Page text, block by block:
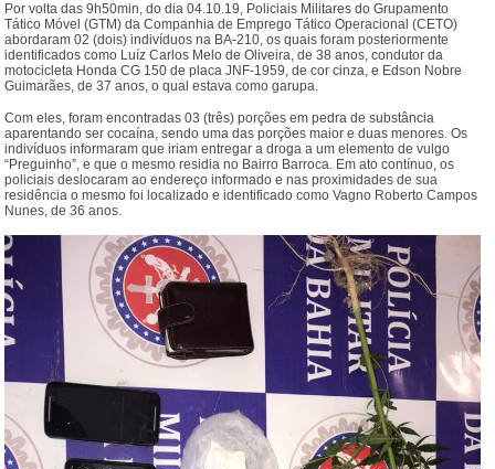
Por volta das 9h50min, do dia 04.10.19, Policiais Militares do Grupamento
Tático Móvel (GTM) da Companhia de Emprego Tático Operacional (CETO)
abordaram 02 (dois) indivíduos na BA-210, os quais foram posteriormente
identificados como Luíz Carlos Melo de Oliveira, de 38 anos, condutor da
motocicleta Honda CG 150 de placa JNF-1959, de cor cinza, e Edson Nobre
Guimarães, de 37 anos, o qual estava como garupa.
Com eles, foram encontradas 03 (três) porções em pedra de substância
aparentando ser cocaína, sendo uma das porções maior e duas menores. Os
indivíduos informaram que iriam entregar a droga a um elemento de vulgo
“Preguinho”, e que o mesmo residia no Bairro Barroca. Em ato contínuo, os
policiais deslocaram ao endereço informado e nas proximidades de sua
residência o mesmo foi localizado e identificado como Vagno Roberto Campos
Nunes, de 36 anos.